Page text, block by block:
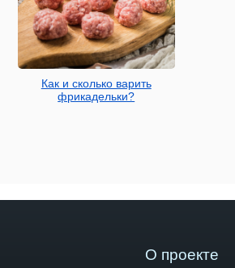
Как и сколько варить
фрикадельки?
О проекте